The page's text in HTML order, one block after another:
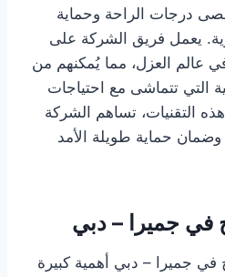
درجات الراحة وحماية
يعمل فريق الشركة على
عالم العزل، مما يُمكنهم من
التي تتماشى مع احتياجات
التقنيات، تساهم الشركة
حماية طويلة الأمد
في جميرا – دبي
جميرا – دبي أهمية كبيرة